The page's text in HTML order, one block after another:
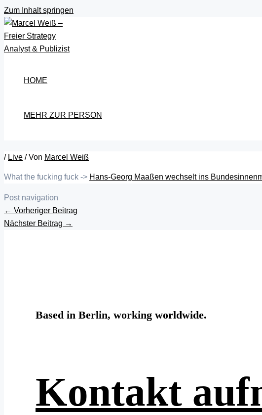
Zum Inhalt springen
HOME
MEHR ZUR PERSON
/ Live / Von Marcel Weiß
What the fucking fuck -> Hans-Georg Maaßen wechselt ins
Post navigation
← Vorheriger Beitrag
Nächster Beitrag →
Based in Berlin, working worldwide.
Kontakt